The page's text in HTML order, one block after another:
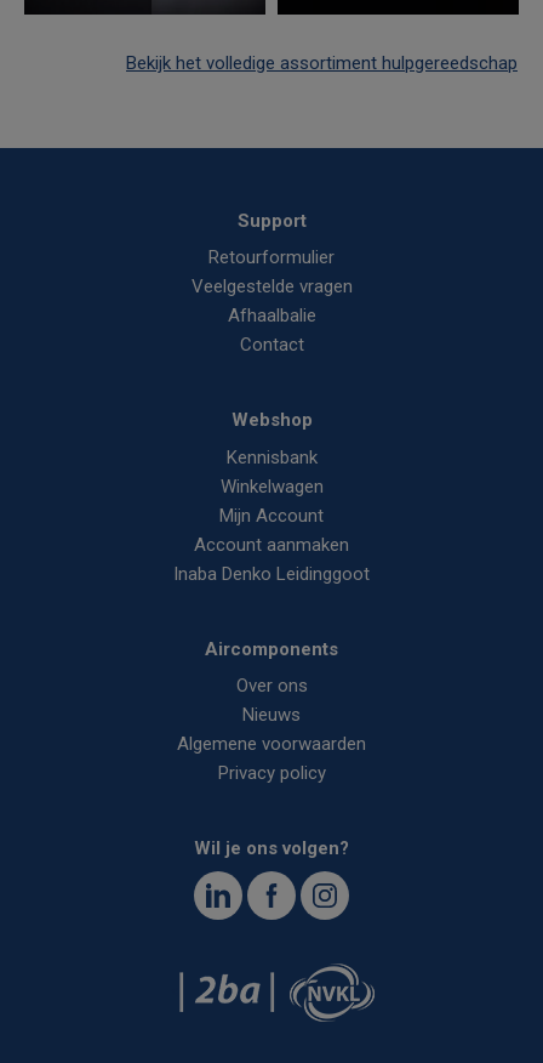
Bekijk het volledige assortiment hulpgereedschap
Support
Retourformulier
Veelgestelde vragen
Afhaalbalie
Contact
Webshop
Kennisbank
Winkelwagen
Mijn Account
Account aanmaken
Inaba Denko Leidinggoot
Aircomponents
Over ons
Nieuws
Algemene voorwaarden
Privacy policy
Wil je ons volgen?